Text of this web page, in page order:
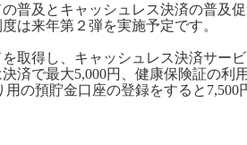
普及とキャッシュレス決済の普及
は来年第２弾を実施予定です。
取得し、キャッシュレス決済サー
済で最大5,000円、健康保険証の利
用の預貯金口座の登録をすると 7,500